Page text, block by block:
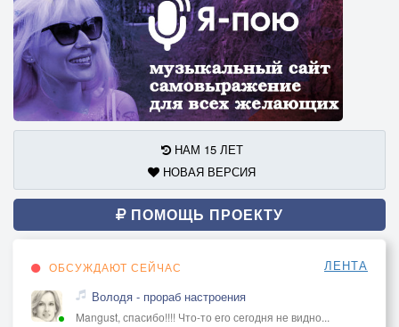
НАМ 15 ЛЕТ
НОВАЯ ВЕРСИЯ
ПОМОЩЬ ПРОЕКТУ
ОБСУЖДАЮТ СЕЙЧАС ЛЕНТА
Володя - прораб настроения
Mangust, спасибо!!!! Что-то его сегодня не видно...